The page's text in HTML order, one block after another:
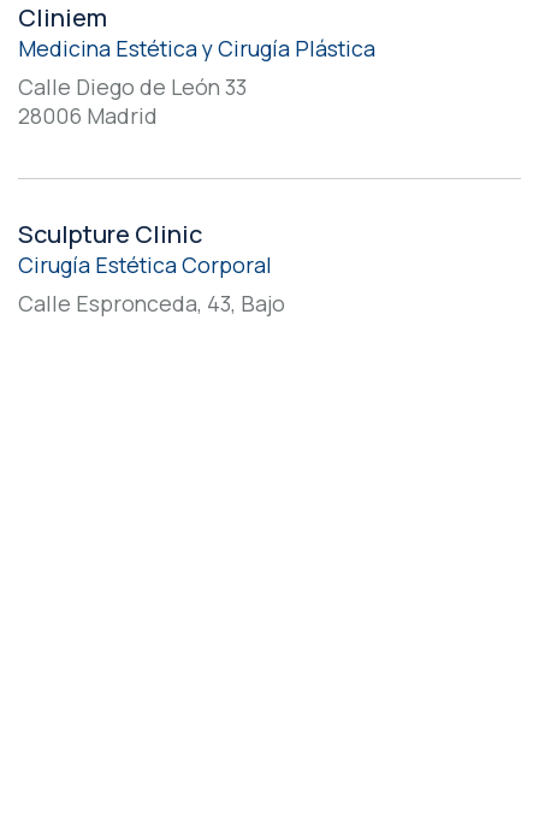
Cliniem
Medicina Estética y Cirugía Plástica
Calle Diego de León 33
28006 Madrid
Sculpture Clinic
Cirugía Estética Corporal
Calle Espronceda, 43, Bajo